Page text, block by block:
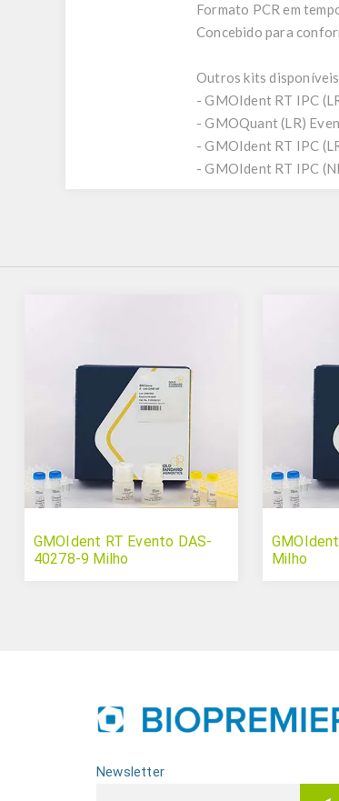
Formato PCR em
Concebido para
Outros kits
- GMOIdent RT IPC
- GMOQuant (LR)
- GMOIdent RT IPC
- GMOIdent RT IPC
GMOIdent RT Evento DAS-
40278-9 Milho
Milho
Newsletter